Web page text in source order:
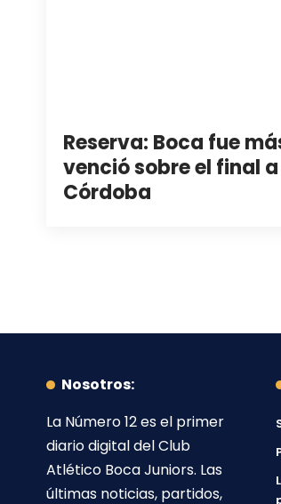
Reserva: Boca fue
venció sobre el final
Córdoba
Nosotros:
La Número 12es el primer
diario digital delClub
Atlético Boca Juniors. Las
últimas noticias, partidos,